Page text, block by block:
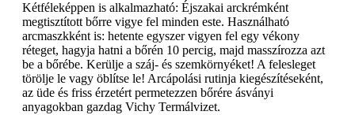
Kétféleképpen is alkalmazható: Éjszakai arckrémként
megtisztított bőrre vigye fel minden este. Használható
arcmaszkként is: hetente egyszer vigyen fel egy vékony
réteget, hagyja hatni a bőrén 10 percig, majd masszírozza azt
be a bőrébe. Kerülje a száj- és szemkörnyéket! A felesleget
törölje le vagy öblítse le! Arcápolási rutinja kiegészítéseként,
az üde és friss érzetért permetezzen bőrére ásványi
anyagokban gazdag Vichy Termálvizet.